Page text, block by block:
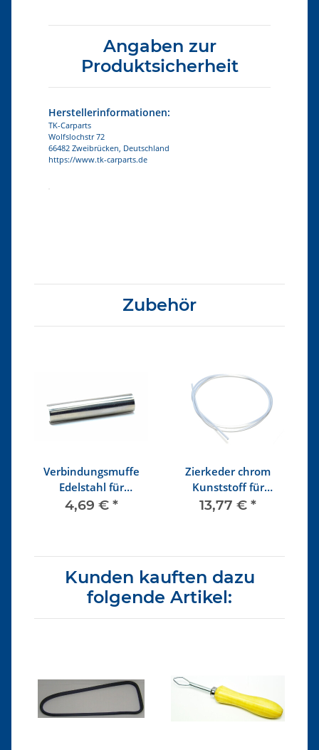
Angaben zur
Produktsicherheit
Herstellerinformationen:
TK-Carparts
Wolfslochstr 72
66482 Zweibrücken, Deutschland
https://www.tk-carparts.de
Zubehör
Verbindungsmuffe
Edelstahl für
Zierkeder Kunststoff
4,69 € *
Zierkeder chrom
Kunststoff für
Scheibengummi 2,5m
13,77 € *
Kunden kauften dazu
folgende Artikel: